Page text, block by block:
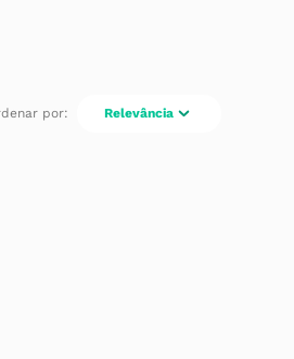
Relevância